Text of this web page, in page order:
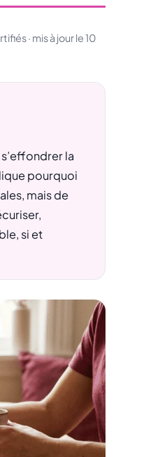
· mis à jour le 10
la
pourquoi
mais de
si et